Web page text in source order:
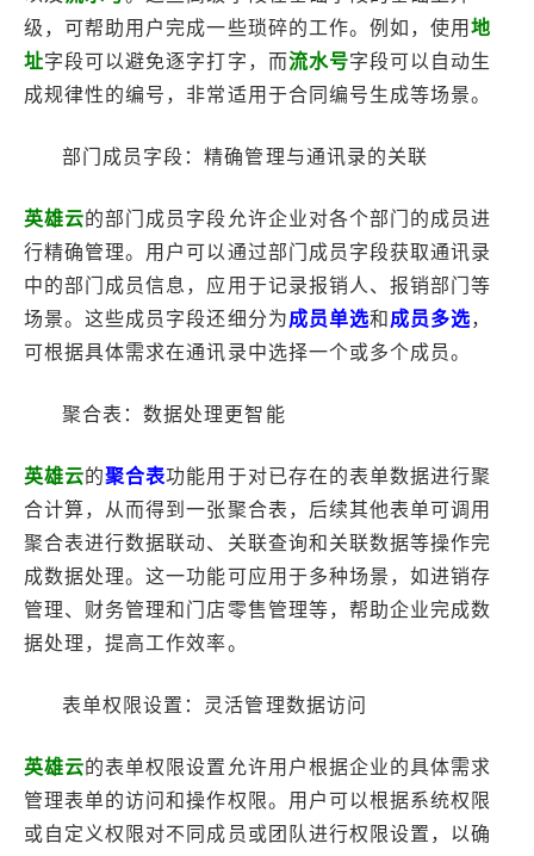
级，可帮助用户完成一些琐碎的工作。例如，使用地
址字段可以避免逐字打字，而流水号字段可以自动生
成规律性的编号，非常适用于合同编号生成等场景。
部门成员字段：精确管理与通讯录的关联
英雄云的部门成员字段允许企业对各个部门的成员进
行精确管理。用户可以通过部门成员字段获取通讯录
中的部门成员信息，应用于记录报销人、报销部门等
场景。这些成员字段还细分为成员单选和成员多选，
可根据具体需求在通讯录中选择一个或多个成员。
聚合表：数据处理更智能
英雄云的聚合表功能用于对已存在的表单数据进行聚
合计算，从而得到一张聚合表，后续其他表单可调用
聚合表进行数据联动、关联查询和关联数据等操作完
成数据处理。这一功能可应用于多种场景，如进销存
管理、财务管理和门店零售管理等，帮助企业完成数
据处理，提高工作效率。
表单权限设置：灵活管理数据访问
英雄云的表单权限设置允许用户根据企业的具体需求
管理表单的访问和操作权限。用户可以根据系统权限
或自定义权限对不同成员或团队进行权限设置，以确